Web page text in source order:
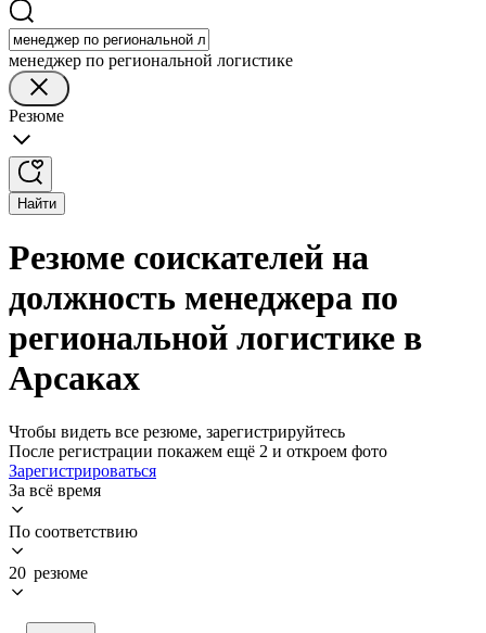
менеджер по региональной логистике
Резюме
Найти
Резюме соискателей на
должность менеджера по
региональной логистике в
Арсаках
Чтобы видеть все резюме, зарегистрируйтесь
После регистрации покажем ещё 2 и откроем фото
Зарегистрироваться
За всё время
По соответствию
20 резюме